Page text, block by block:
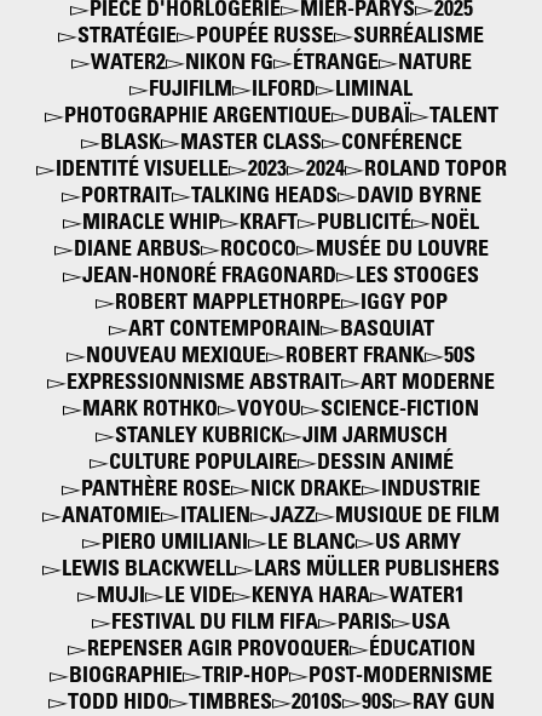
PIÈCE D'HORLOGERIE MIER-PARYS
2025
STRATÉGIE
POUPÉE RUSSE
SURRÉALISME
WATER2
NIKON FG ÉTRANGE
NATURE
FUJIFILM
ILFORD
LIMINAL
PHOTOGRAPHIE ARGENTIQUE
DUBAÏ
TALENT
BLASK
MASTER CLASS
CONFÉRENCE
IDENTITÉ VISUELLE
2023 2024
ROLAND TOPOR
PORTRAIT
TALKING HEADS
DAVID BYRNE
MIRACLE WHIP
KRAFT PUBLICITÉ
NOËL
DIANE ARBUS
ROCOCO
MUSÉE DU LOUVRE
JEAN-HONORÉ FRAGONARD
LES STOOGES
ROBERT MAPPLETHORPE
IGGY POP
ART CONTEMPORAIN
BASQUIAT
NOUVEAU MEXIQUE
ROBERT FRANK
50S
EXPRESSIONNISME ABSTRAIT
ART MODERNE
MARK ROTHKO
VOYOU
SCIENCE-FICTION
STANLEY KUBRICK
JIM JARMUSCH
CULTURE POPULAIRE
DESSIN ANIMÉ
PANTHÈRE ROSE
NICK DRAKE
INDUSTRIE
ANATOMIE
ITALIEN JAZZ
MUSIQUE DE FILM
PIERO UMILIANI
LE BLANC
US ARMY
LEWIS BLACKWELL
LARS MÜLLER PUBLISHERS
MUJI
LE VIDE KENYA HARA
WATER1
FESTIVAL DU FILM FIFA
PARIS
USA
REPENSER AGIR PROVOQUER
ÉDUCATION
BIOGRAPHIE
TRIP-HOP
POST-MODERNISME
TODD HIDO
TIMBRES 2010S 90S
RAY GUN